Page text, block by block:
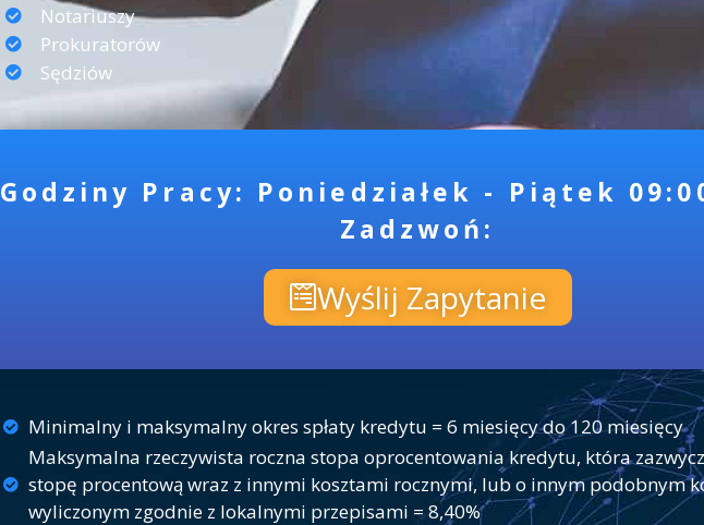
Notariuszy
Prokuratorów
Sędziów
Godziny Pracy: Poniedziałek - Piątek
Zadzwoń:
Wyślij Zapytanie
Minimalny i maksymalny okres spłaty kredytu = 6 miesięcy do 120 miesięcy
Maksymalna rzeczywista roczna stopa oprocentowania kredytu, która
stopę procentową wraz z innymi kosztami rocznymi, lub o innym podobnym
wyliczonym zgodnie z lokalnymi przepisami = 8,40%